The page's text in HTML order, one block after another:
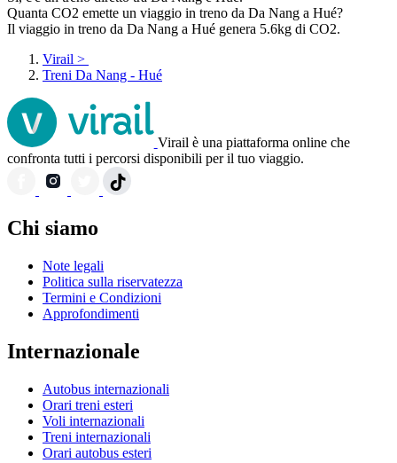
Quanta CO2 emette un viaggio in treno da Da Nang a Hué?
Il viaggio in treno da Da Nang a Hué genera 5.6kg di CO2.
Virail >
Treni Da Nang - Hué
Virail è una piattaforma online che
confronta tutti i percorsi disponibili per il tuo viaggio.
Chi siamo
Note legali
Politica sulla riservatezza
Termini e Condizioni
Approfondimenti
Internazionale
Autobus internazionali
Orari treni esteri
Voli internazionali
Treni internazionali
Orari autobus esteri